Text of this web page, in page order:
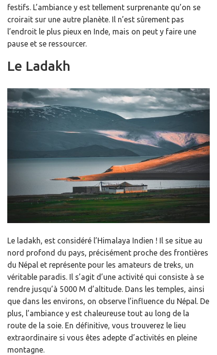
festifs. L’ambiance y est tellement surprenante qu’on se
croirait sur une autre planète. Il n’est sûrement pas
l’endroit le plus pieux en Inde, mais on peut y faire une
pause et se ressourcer.
Le Ladakh
Le ladakh, est considéré l’Himalaya Indien ! Il se situe au
nord profond du pays, précisément proche des frontières
du Népal et représente pour les amateurs de treks, un
véritable paradis. Il s’agit d’une activité qui consiste à se
rendre jusqu’à 5000 M d’altitude. Dans les temples, ainsi
que dans les environs, on observe l’influence du Népal. De
plus, l’ambiance y est chaleureuse tout au long de la
route de la soie. En définitive, vous trouverez le lieu
extraordinaire si vous êtes adepte d’activités en pleine
montagne.